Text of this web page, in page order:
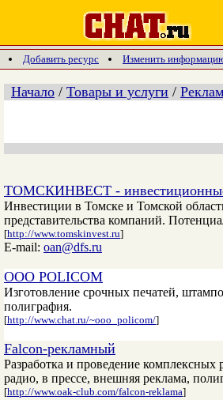
Добавить ресурс Изменить
Начало / Товары и услуги /
ТОМСКИНВЕСТ - инвестиционные
Инвестиции в Томске и Томской
представительства компаний.
[http://www.tomskinvest.ru]
E-mail: oan@dfs.ru
OOO POLICOM
Изготовление срочных печатей,
полиграфия.
[http://www.chat.ru/~ooo_policom/]
Falcon-рекламный
Разработка и проведение
радио, в прессе, внешняя реклама,
[http://www.oak-club.com/falcon-reklama]